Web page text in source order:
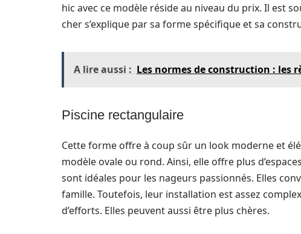
hic avec ce modèle réside au niveau du prix. Il est
cher s’explique par sa forme spécifique et sa
A lire aussi : Les normes de construction : les
Piscine rectangulaire
Cette forme offre à coup sûr un look moderne et
modèle ovale ou rond. Ainsi, elle offre plus
sont idéales pour les nageurs passionnés. Elles
famille. Toutefois, leur installation est assez
d’efforts. Elles peuvent aussi être plus chères.